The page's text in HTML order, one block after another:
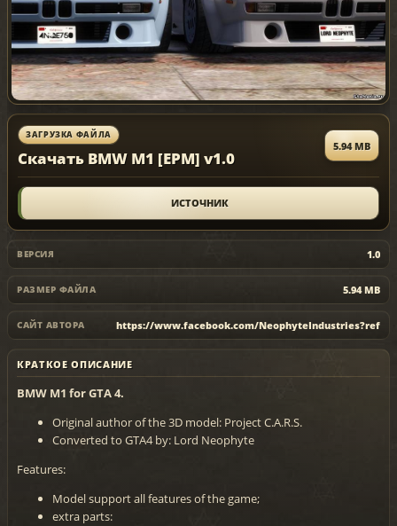
ЗАГРУЗКА ФАЙЛА
Скачать BMW M1 [EPM] v1.0
5.94 MB
ИСТОЧНИК
ВЕРСИЯ 1.0
РАЗМЕР ФАЙЛА 5.94 MB
САЙТ АВТОРА https://www.facebook.com/NeophyteIndustries?ref
КРАТКОЕ ОПИСАНИЕ
BMW M1 for GTA 4.
Original author of the 3D model: Project C.A.R.S.
Converted to GTA4 by: Lord Neophyte
Features:
Model support all features of the game;
extra parts: